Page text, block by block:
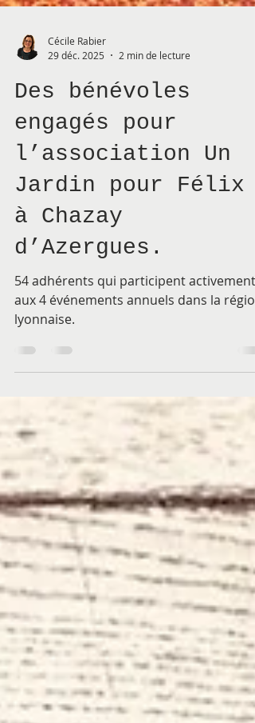
Cécile Rabier
29 déc. 2025
2 min de lecture
Des bénévoles
engagés pour
l’association Un
Jardin pour Félix
à Chazay
d’Azergues.
54 adhérents qui participent activement
lyonnaise.